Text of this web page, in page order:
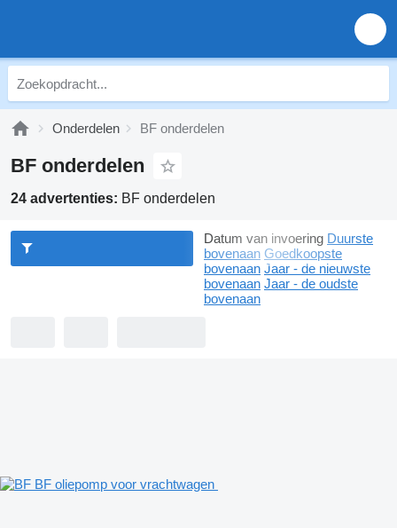
Onderdelen BF onderdelen
BF onderdelen
24 advertenties: BF onderdelen
Datum van invoering Duurste
bovenaan Goedkoopste
bovenaan Jaar - de nieuwste
bovenaan Jaar - de oudste
bovenaan